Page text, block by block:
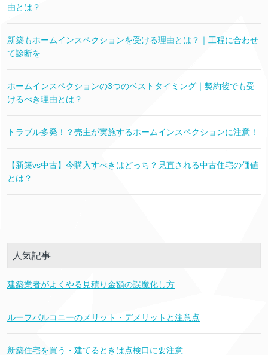
由とは？
新築もホームインスペクションを受ける理由とは？｜工程に合わせ
て診断を
ホームインスペクションの3つのベストタイミング｜契約後でも受
けるべき理由とは？
トラブル多発！？売主が実施するホームインスペクションに注意！
【新築vs中古】今購入すべきはどっち？見直される中古住宅の価値
とは？
人気記事
建築業者がよくやる見積り金額の誤魔化し方
ルーフバルコニーのメリット・デメリットと注意点
新築住宅を買う・建てるときは点検口に要注意